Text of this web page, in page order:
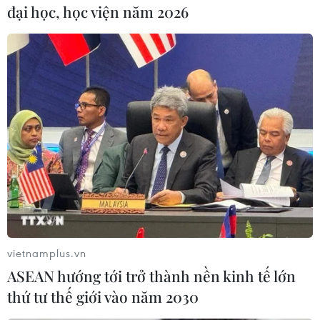
gửi xe không cần chuẩn bị tiền lẻ, không mất
thời gian chờ đợi hay phải lo lắng khi không
mang theo tiền mặt.
“Các phương thức như quét mã QR, ví điện tử
hay sử dụng thẻ trả trước giúp quá trình thanh
toán diễn ra nhanh chóng, thuận tiện, phù hợp
với nhịp sống đô thị hiện đại và xu hướng tiêu
dùng không tiền mặt đang ngày càng phổ biến,”
ông Bảo đánh giá.
đại học, học viện năm 2026
vietnamplus.vn
ASEAN hướng tới trở thành nền kinh tế lớn
thứ tư thế giới vào năm 2030